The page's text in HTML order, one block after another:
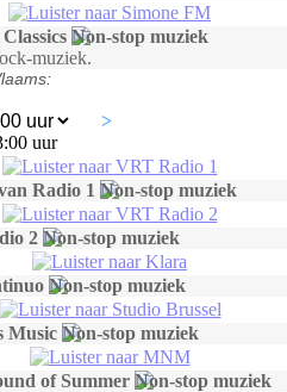
muziek.
>
uur
Radio 1
2
Music
of Summer